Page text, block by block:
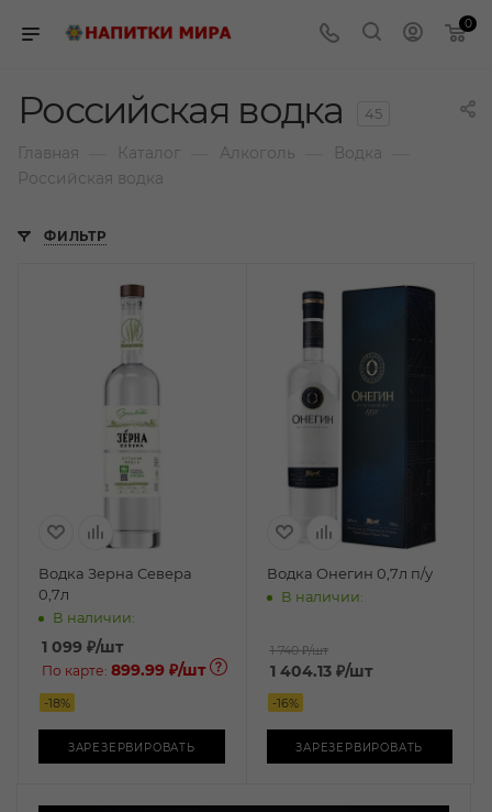
0
Российская водка 45
Главная Каталог Алкоголь Водка
Российская водка
ФИЛЬТР
Водка Зерна Севера
0,7л
В наличии:
1 099 ₽/шт
По карте: 899.99 ₽/шт
-18%
ЗАРЕЗЕРВИРОВАТЬ
Водка Онегин 0,7л п/у
В наличии:
1 740 ₽/шт
1 404.13₽/шт
-16%
ЗАРЕЗЕРВИРОВАТЬ